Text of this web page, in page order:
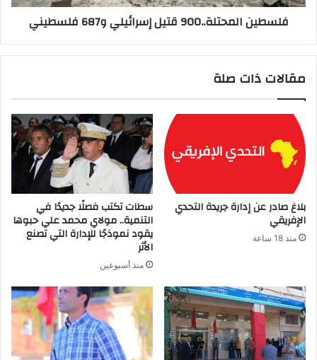
فلسطين المحتلة..900 قتيل إسرائيلي و687 فلسطيني
مقالات ذات صلة
بلاغ صادر عن إدارة جريدة التحدي
الإفريقي
منذ 18 ساعة
سطات تكتب فصلًا جديدًا في
التنمية.. مولاي محمد علي حبوها
يقود نموذجًا للإدارة التي تصنع
الأثر
منذ أسبوعين